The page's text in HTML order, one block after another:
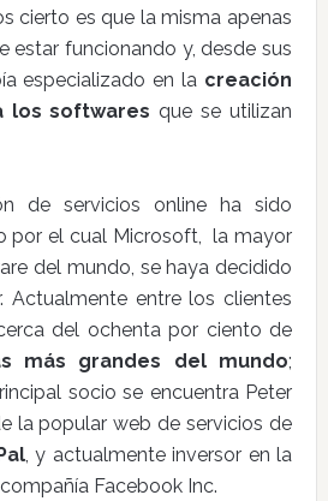
cierto es que la misma apenas
estar funcionando y, desde sus
especializado en la creación
los softwares que se utilizan
de servicios online ha sido
por el cual Microsoft, la mayor
del mundo, se haya decidido
Actualmente entre los clientes
del ochenta por ciento de
más grandes del mundo;
socio se encuentra Peter
la popular web de servicios de
, y actualmente inversor en la
Facebook Inc.